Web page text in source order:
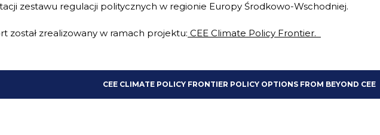
zestawu regulacji politycznych w regionie Europy Środkowo-Wschodniej.
został zrealizowany w ramach projektu: CEE Climate Policy Frontier.
CEE CLIMATE POLICY FRONTIER POLICY OPTIONS FROM BEYOND CEE